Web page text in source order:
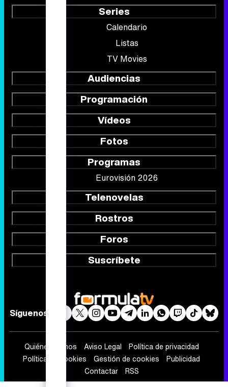
Audiencias
Programación
Vídeos
Fotos
Programas
Eurovisión 2026
Telenovelas
Rostros
Foros
Suscríbete
Síguenos
Contactar
RSS
FormulaTV.com© 2004 - 2026